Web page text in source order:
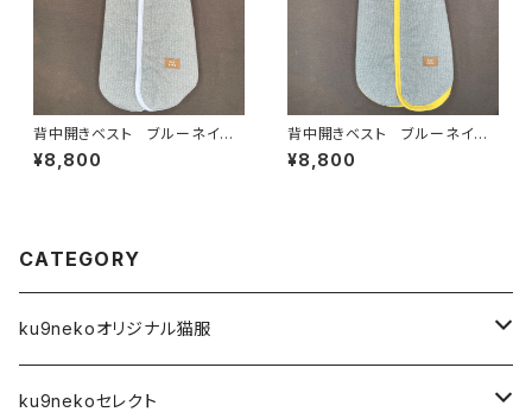
背中開きベスト ブルーネイビ
ー杢✖️赤杢 BS-XL-022
¥8,800
背中開きベスト ブルーネイビ
ー杢✖️黒杢 BS-XL-023
¥8,800
CATEGORY
ku9nekoオリジナル猫服
前空き開口タイプ
ku9nekoセレクト